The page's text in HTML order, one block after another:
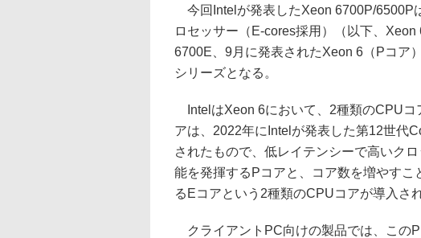
今回Intelが発表したXeon 6700P/6500P
ロセッサー（E-cores採用）（以下、
6700E、9月に発表されたXeon 6（Pコア
シリーズとなる。
IntelはXeon 6において、2種類のCPUコ
アは、2022年にIntelが発表した第12世代
されたもので、低レイテンシーで高いク
能を発揮するPコアと、コア数を増やす
るEコアという2種類のCPUコアが導入さ
クライアントPC向けの製品では、この